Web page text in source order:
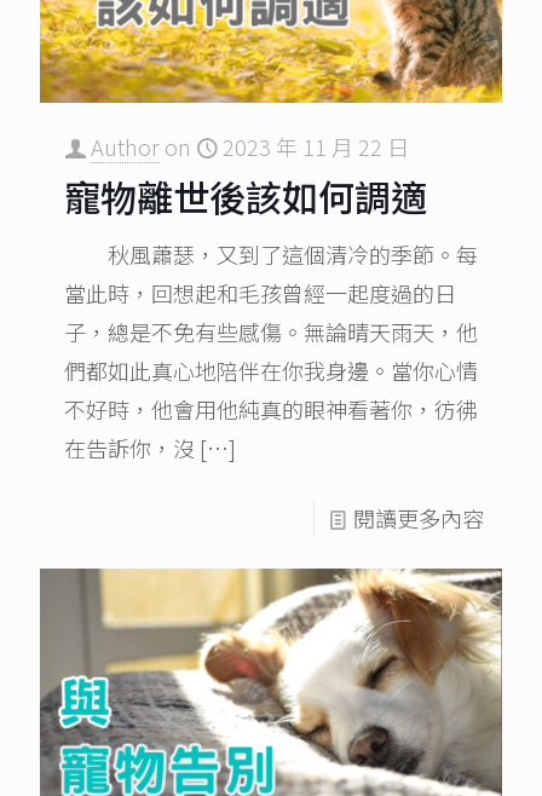
Authoron 2023 年 11 月 22 日
寵物離世後該如何調適
秋風蕭瑟，又到了這個清冷的季節。每
當此時，回想起和毛孩曾經一起度過的日
子，總是不免有些感傷。無論晴天雨天，他
們都如此真心地陪伴在你我身邊。當你心情
不好時，他會用他純真的眼神看著你，彷彿
在告訴你，沒 […]
閱讀更多內容